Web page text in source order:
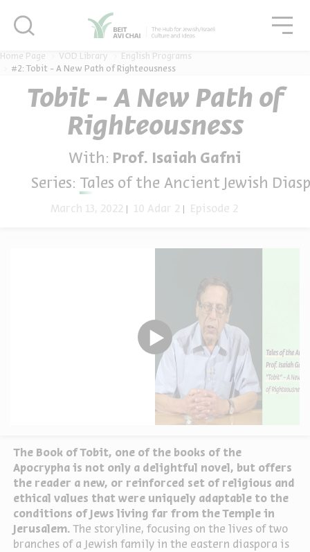
Home Page VOD Library
English Programs
#2: Tobit - A New Path of Righteousness
Tobit - A New Path of
Righteousness
With: Prof. Isaiah Gafni
Series:
Tales of the Ancient Jewish
March 13, 2022 10 Adar 2 Episode 2
The Book of Tobit, one of the books of the
Apocrypha is not only a delightful novel, but offers
the reader a new, or reinforced set of religious and
ethical values that were uniquely adaptable to the
conditions of Jews living far from the Temple in
Jerusalem. The storyline, focusing on the lives of two
branches of a Jewish family in the eastern diaspora is